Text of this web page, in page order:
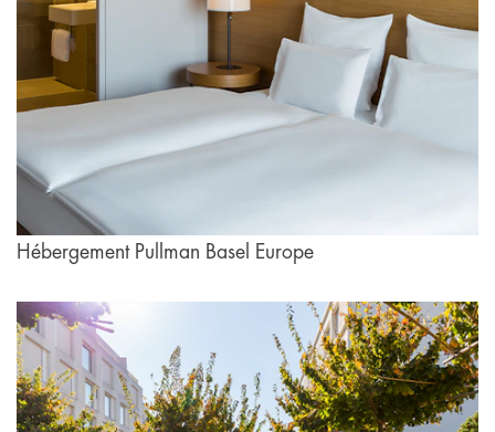
Hébergement Pullman Basel Europe